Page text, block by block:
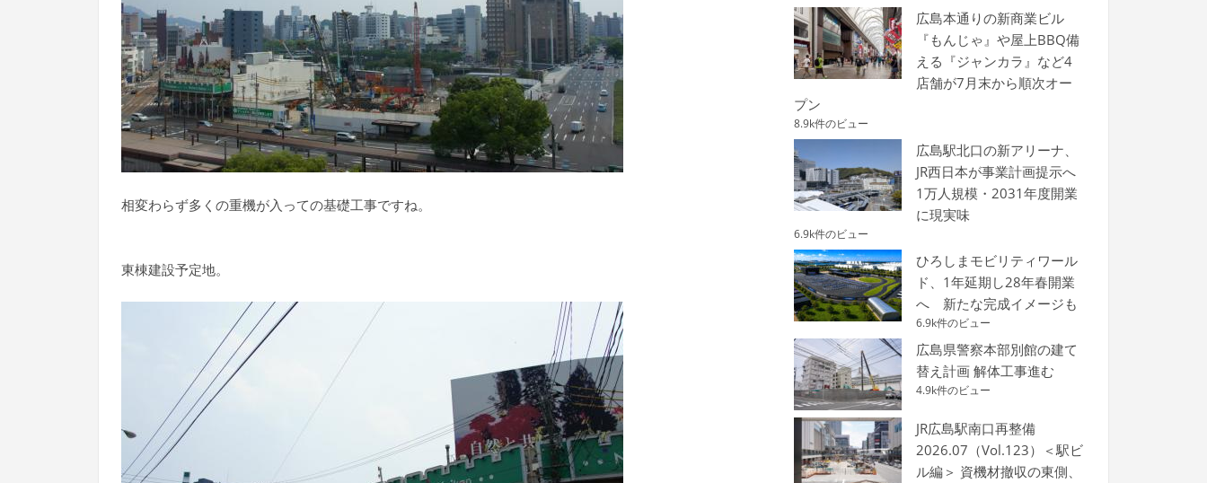
相変わらず多くの重機が入っての基礎工事ですね。
東棟建設予定地。
広島本通りの新商業ビル
『もんじゃ』や屋上BBQ備
える『ジャンカラ』など4
店舗が7月末から順次オー
プン
8.9k件のビュー
広島駅北口の新アリーナ、
JR西日本が事業計画提示へ
1万人規模・2031年度開業
に現実味
6.9k件のビュー
ひろしまモビリティワール
ド、1年延期し28年春開業
へ 新たな完成イメージも
6.9k件のビュー
広島県警察本部別館の建て
替え計画 解体工事進む
4.9k件のビュー
JR広島駅南口再整備
2026.07（Vol.123）＜駅ビ
ル編＞ 資機材撤収の東側、